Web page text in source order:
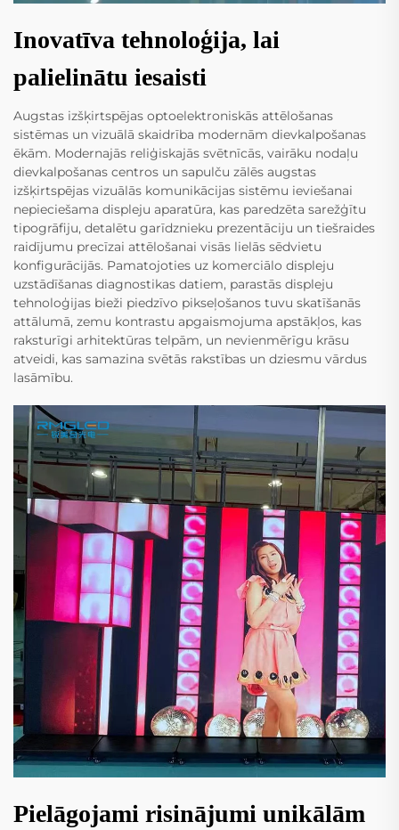
Inovatīva tehnoloģija, lai
palielinātu iesaisti
Augstas izšķirtspējas optoelektroniskās attēlošanas
sistēmas un vizuālā skaidrība modernām dievkalpošanas
ēkām. Modernajās reliģiskajās svētnīcās, vairāku nodaļu
dievkalpošanas centros un sapulču zālēs augstas
izšķirtspējas vizuālās komunikācijas sistēmu ieviešanai
nepieciešama displeju aparatūra, kas paredzēta sarežģītu
tipogrāfiju, detalētu garīdznieku prezentāciju un tiešraides
raidījumu precīzai attēlošanai visās lielās sēdvietu
konfigurācijās. Pamatojoties uz komerciālo displeju
uzstādīšanas diagnostikas datiem, parastās displeju
tehnoloģijas bieži piedzīvo pikseļošanos tuvu skatīšanās
attālumā, zemu kontrastu apgaismojuma apstākļos, kas
raksturīgi arhitektūras telpām, un nevienmērīgu krāsu
atveidi, kas samazina svētās rakstības un dziesmu vārdus
lasāmību.
Pielāgojami risinājumi unikālām